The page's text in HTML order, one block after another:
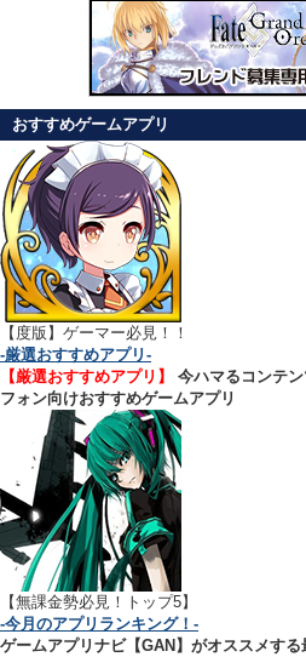
おすすめゲームアプリ
【 度版】ゲーマー必見！！
-厳選おすすめアプリ-
【厳選おすすめアプリ】
今ハマるコンテ
フォン向けおすすめゲームアプリ
【無課金勢必見！トップ5】
-今月のアプリランキング！-
ゲームアプリナビ【GAN】がオススメす